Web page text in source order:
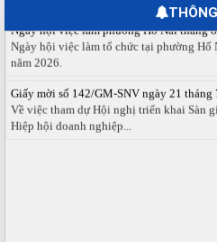
Ngày hội việc làm phường Hố Nai tháng 8
Ngày hội việc làm tổ chức tại phường
năm 2026.
Về việc tham dự Hội nghị triển khai Sàn
Hiệp hội doanh nghiệp...